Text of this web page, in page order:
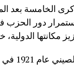
دور الحزب
مكانتها
تأسس